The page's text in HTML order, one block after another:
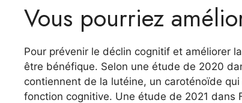
Vous pourriez
Pour prévenir le déclin cognitif et améliorer
être bénéfique. Selon une étude de 2020
contiennent de la lutéine, un caroténoïde
fonction cognitive. Une étude de 2021 dans